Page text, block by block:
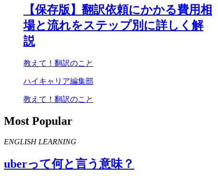
【保存版】翻訳依頼にかかる費用相
場と流れをステップ別に詳しく解
説
教えて！翻訳のこと
ハイキャリア編集部
教えて！翻訳のこと
Most Popular
ENGLISH LEARNING
uberって何と言う意味？